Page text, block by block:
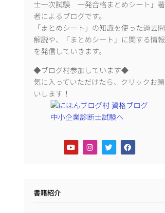
士一次試験 一発合格まとめシート」著
者によるブログです。
「まとめシート」の知識を使った過去問
解説や、「まとめシート」に関する情報
を発信していきます。
◆ブログ村参加しています◆
気に入っていただけたら、クリックお願
いします！
書籍紹介